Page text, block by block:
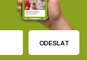
ODESLAT